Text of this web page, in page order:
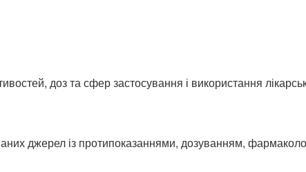
доз та сфер застосування і використання
джерел із протипоказаннями, дозуванням,